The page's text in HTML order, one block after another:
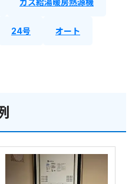
ガス給湯暖房熱源機
24号 オート